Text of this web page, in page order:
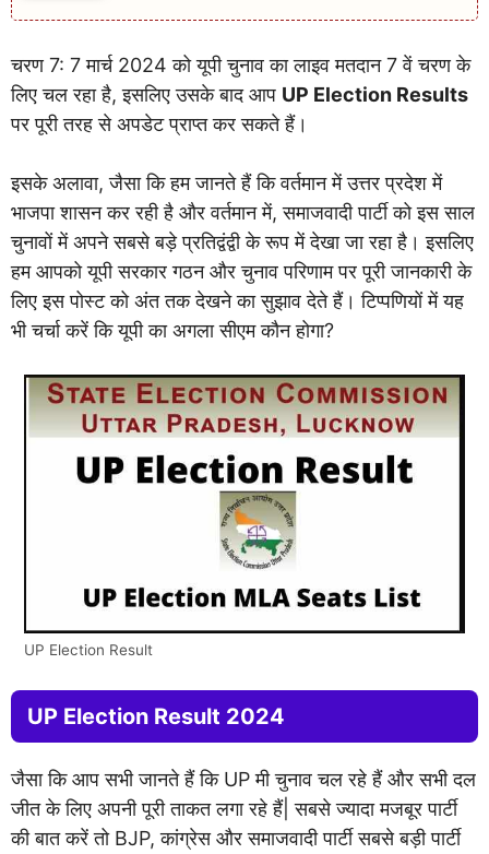
चरण 7: 7 मार्च 2024 को यूपी चुनाव का लाइव मतदान 7 वें चरण के
लिए चल रहा है, इसलिए उसके बाद आप UP Election Results
पर पूरी तरह से अपडेट प्राप्त कर सकते हैं।
इसके अलावा, जैसा कि हम जानते हैं कि वर्तमान में उत्तर प्रदेश में
भाजपा शासन कर रही है और वर्तमान में, समाजवादी पार्टी को इस साल
चुनावों में अपने सबसे बड़े प्रतिद्वंद्वी के रूप में देखा जा रहा है। इसलिए
हम आपको यूपी सरकार गठन और चुनाव परिणाम पर पूरी जानकारी के
लिए इस पोस्ट को अंत तक देखने का सुझाव देते हैं। टिप्पणियों में यह
भी चर्चा करें कि यूपी का अगला सीएम कौन होगा?
UP Election Result
UP Election Result 2024
जैसा कि आप सभी जानते हैं कि UP मी चुनाव चल रहे हैं और सभी दल
जीत के लिए अपनी पूरी ताकत लगा रहे हैं| सबसे ज्यादा मजबूर पार्टी
की बात करें तो BJP, कांग्रेस और समाजवादी पार्टी सबसे बड़ी पार्टी